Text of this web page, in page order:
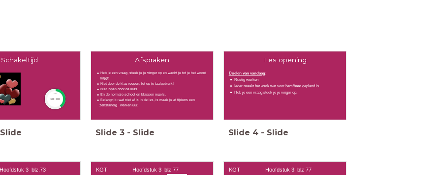
Schakeltijd
timer
10:00
Slide
Afspraken
Heb je een vraag, steek je je vinger op en wacht je tot je het woord
krijgt!
Niet door de klas roepen, let op je taalgebruik!
Niet lopen door de klas
En de normale school en klassen regels.
Belangrijk: wat niet af is in de les, is maak je af tijdens een
zelfstandig werken uur.
Slide 3 - Slide
Les opening
Doelen van vandaag:
Rustig werken
Ieder maakt het werk wat voor hem/haar gepland is.
Heb je een vraag steek je je vinger op.
Slide 4 - Slide
3 blz.73 KGT Hoofdstuk 3 blz 77 KGT Hoofdstuk 3 blz 77